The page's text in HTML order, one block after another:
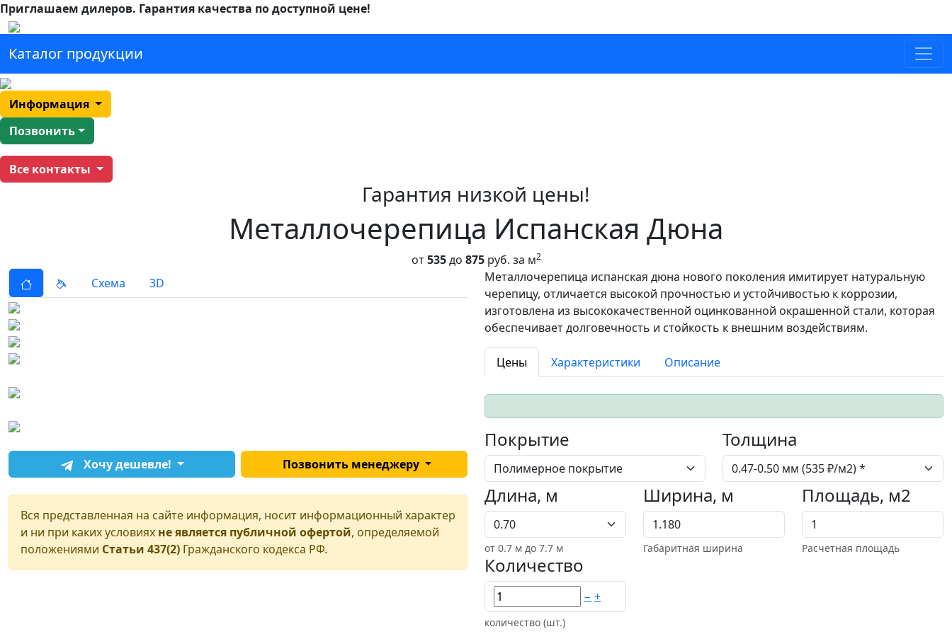
Приглашаем дилеров. Гарантия качества по доступной цене!
Каталог продукции
Информация
Позвонить
Все контакты
Гарантия низкой цены!
Металлочерепица Испанская Дюна
от535до 875руб. за м2
Схема 3D
Хочу дешевле! Позвонить менеджеру
Вся представленная на сайте информация, носит информационный характер
и ни при каких условиях не является публичной офертой, определяемой
положениями Статьи 437(2) Гражданского кодекса РФ.
Металлочерепица испанская дюна нового поколения имитирует натуральную
черепицу, отличается высокой прочностью и устойчивостью к коррозии,
изготовлена из высококачественной оцинкованной окрашенной стали, которая
обеспечивает долговечность и стойкость к внешним воздействиям.
Цены Характеристики Описание
Покрытие Толщина
Длина, м
от 0.7 м до 7.7 м
Ширина, м
Габаритная ширина
Площадь, м2
Расчетная площадь
Количество
− +
количество (шт.)